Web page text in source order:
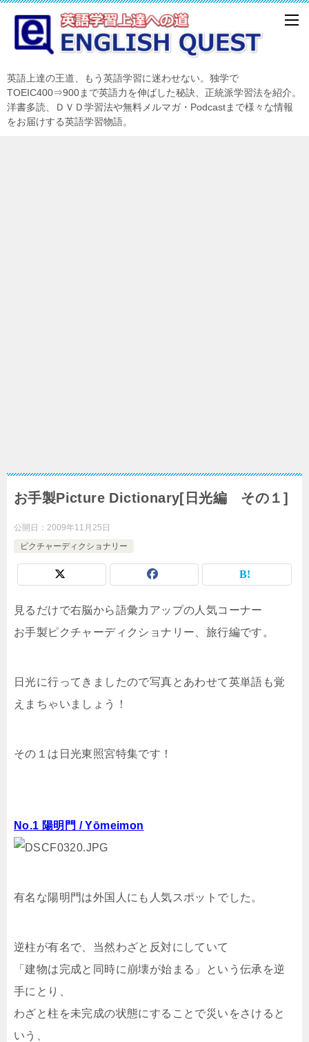
英語上達の王道、もう英語学習に迷わせない。独学で
TOEIC400⇒900まで英語力を伸ばした秘訣、正統派学習法を紹介。
洋書多読、ＤＶＤ学習法や無料メルマガ・Podcastまで様々な情報
をお届けする英語学習物語。
お手製Picture Dictionary[日光編 その１]
公開日： 2009年11月25日
ピクチャーディクショナリー
見るだけで右脳から語彙力アップの人気コーナー
お手製ピクチャーディクショナリー、旅行編です。
日光に行ってきましたので写真とあわせて英単語も覚
えまちゃいましょう！
その１は日光東照宮特集です！
No.1 陽明門 / Yōmeimon
有名な陽明門は外国人にも人気スポットでした。
逆柱が有名で、当然わざと反対にしていて
「建物は完成と同時に崩壊が始まる」という伝承を逆
手にとり、
わざと柱を未完成の状態にすることで災いをさけると
いう、